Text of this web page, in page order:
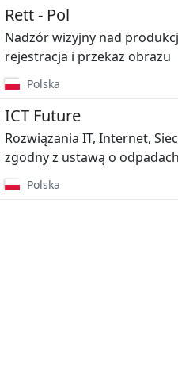
Rett - Pol
Nadzór wizyjny nad
rejestracja i przekaz obrazu
Polska
ICT Future
Rozwiązania IT, Internet,
zgodny z ustawą o odpadach
Polska